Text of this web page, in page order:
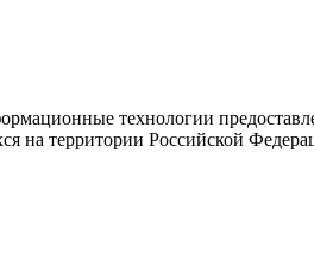
технологии
на территории Российской